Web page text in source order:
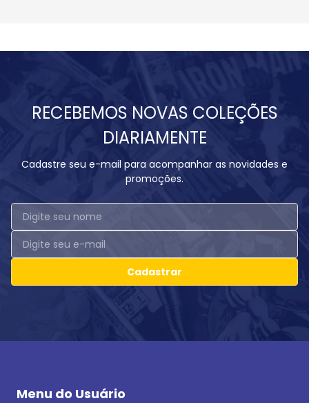
RECEBEMOS NOVAS COLEÇÕES
DIARIAMENTE
Cadastre seu e-mail para acompanhar as novidades e
promoções.
Cadastrar
Menu do Usuário